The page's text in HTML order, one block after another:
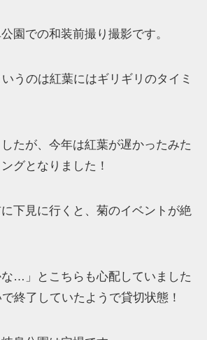
園での和装前撮り撮影です。
うのは紅葉にはギリギリのタイミ
たが、今年は紅葉が遅かったみた
グとなりました！
下見に行くと、菊のイベントが絶
な…」とこちらも心配していました
終了していたようで貸切状態！